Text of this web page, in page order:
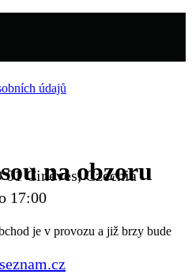
údajů
01 Činěves, Czechia
17:00
na obzoru
je v provozu a již brzy bude